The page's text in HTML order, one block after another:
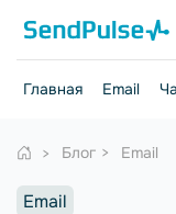
Главная Email
Блог Email
Email